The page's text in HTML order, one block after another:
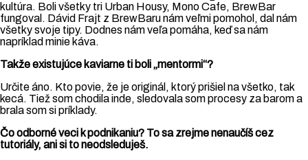
kultúra. Boli všetky tri Urban Housy, Mono Cafe, BrewBar
fungoval. Dávid Frajt z BrewBaru nám veľmi pomohol, dal nám
všetky svoje tipy. Dodnes nám veľa pomáha, keď sa nám
napríklad minie káva.
Takže existujúce kaviarne ti boli „mentormi“?
Určite áno. Kto povie, že je originál, ktorý prišiel na všetko, tak
kecá. Tiež som chodila inde, sledovala som procesy za barom a
brala som si príklady.
Čo odborné veci k podnikaniu? To sa zrejme nenaučíš cez
tutoriály, ani si to neodsleduješ.